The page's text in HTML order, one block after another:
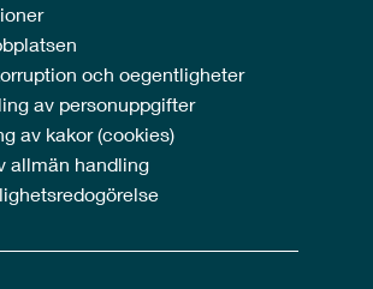
och oegentligheter
av personuppgifter
av kakor (cookies)
allmän handling